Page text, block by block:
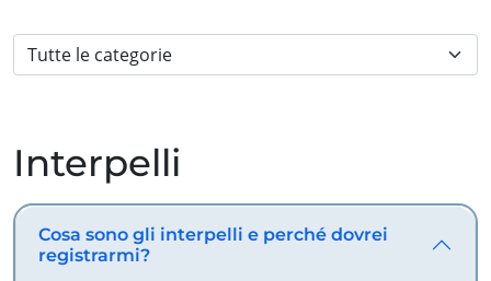
Interpelli
Cosa sono gli interpelli e perché dovrei
registrarmi?